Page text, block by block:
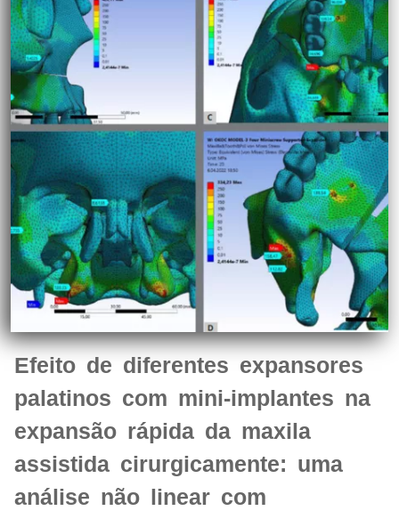
Efeito de diferentes expansores
palatinos com mini-implantes na
expansão rápida da maxila
assistida cirurgicamente: uma
análise não linear com